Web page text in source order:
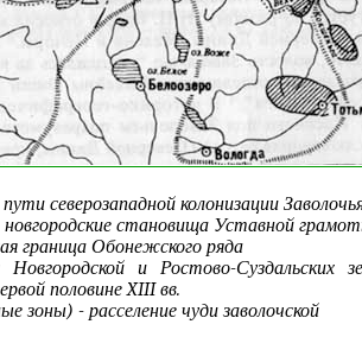
северозападной колонизации
новгородские становища Уставной
граница Обонежского ряда
Новгородской и Ростово-Суздальских
половине XIII вв.
зоны) - расселение чуди заволочской